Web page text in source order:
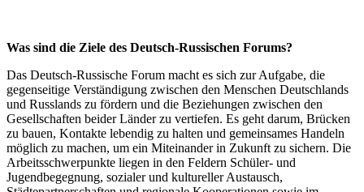
Was sind die Ziele des Deutsch-Russischen Forums?
Das Deutsch-Russische Forum macht es sich zur Aufgabe, die
gegenseitige Verständigung zwischen den Menschen Deutschlands
und Russlands zu fördern und die Beziehungen zwischen den
Gesellschaften beider Länder zu vertiefen. Es geht darum, Brücken
zu bauen, Kontakte lebendig zu halten und gemeinsames Handeln
möglich zu machen, um ein Miteinander in Zukunft zu sichern. Die
Arbeitsschwerpunkte liegen in den Feldern Schüler- und
Jugendbegegnung, sozialer und kultureller Austausch,